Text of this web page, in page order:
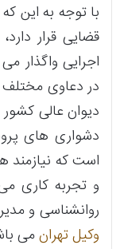
با توجه به این
قضایی قرار
اجرایی واگذار
در دعاوی مختلف
دیوان عالی
دشواری های
است که نیازمند
و تجربه کاری
روانشناسی و
وکیل تهرانمی